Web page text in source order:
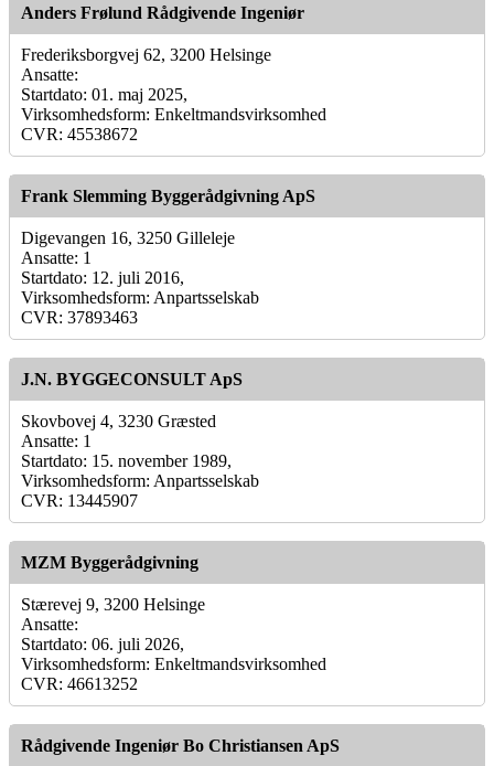
Anders Frølund Rådgivende Ingeniør
Frederiksborgvej 62, 3200 Helsinge
Ansatte:
Startdato: 01. maj 2025,
Virksomhedsform: Enkeltmandsvirksomhed
CVR: 45538672
Frank Slemming Byggerådgivning ApS
Digevangen 16, 3250 Gilleleje
Ansatte: 1
Startdato: 12. juli 2016,
Virksomhedsform: Anpartsselskab
CVR: 37893463
J.N. BYGGECONSULT ApS
Skovbovej 4, 3230 Græsted
Ansatte: 1
Startdato: 15. november 1989,
Virksomhedsform: Anpartsselskab
CVR: 13445907
MZM Byggerådgivning
Stærevej 9, 3200 Helsinge
Ansatte:
Startdato: 06. juli 2026,
Virksomhedsform: Enkeltmandsvirksomhed
CVR: 46613252
Rådgivende Ingeniør Bo Christiansen ApS